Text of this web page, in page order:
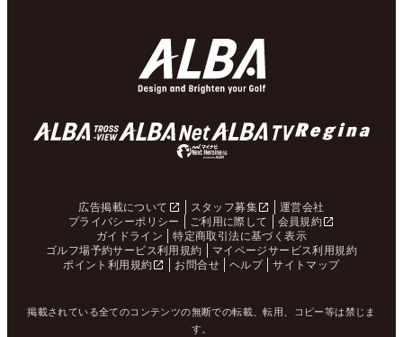
広告掲載について スタッフ募集
運営会社
プライバシーポリシー
ご利用に際して
会員規約
ガイドライン
特定商取引法に基づく表示
ゴルフ場予約サービス利用規約
マイページサービス利用規約
ポイント利用規約
お問合せ ヘルプ サイトマップ
掲載されている全てのコンテンツの無断での転載、転用、コピー等は禁じま
す。